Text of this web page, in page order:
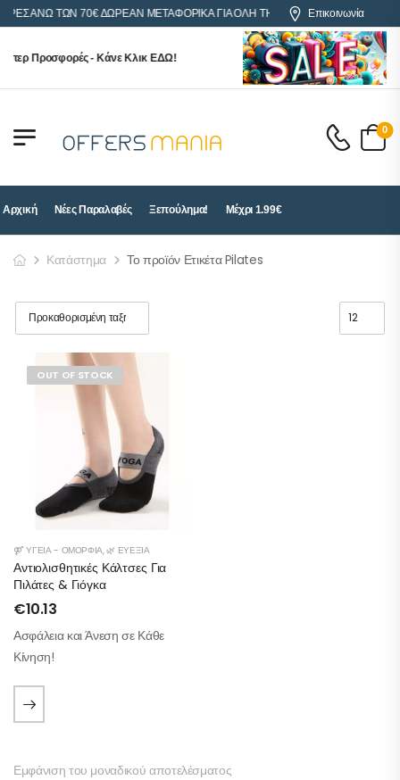
ΑΝΩ ΤΩΝ 70€ ΔΩΡΕΑΝ ΜΕΤΑΦΟΡΙΚΑ ΓΙΑ ΟΛΗ ΤΗΝ ΕΛΛΑΔΑΕπικοινωνία
Προσφορές - Κάνε Κλικ ΕΔΩ!
0
Αρχική Νέες Παραλαβές Ξεπούλημα! Μέχρι 1.99€
Κατάστημα Το προϊόν Ετικέτα Pilates
OUT OF STOCK
⚤ ΥΓΕΊΑ - ΟΜΟΡΦΙΆ,🌿 ΕΥΕΞΊΑ
Αντιολισθητικές Κάλτσες Για
Πιλάτες & Γιόγκα
€10.13
Ασφάλεια και Άνεση σε Κάθε
Κίνηση!
Εμφάνιση του μοναδικού αποτελέσματος